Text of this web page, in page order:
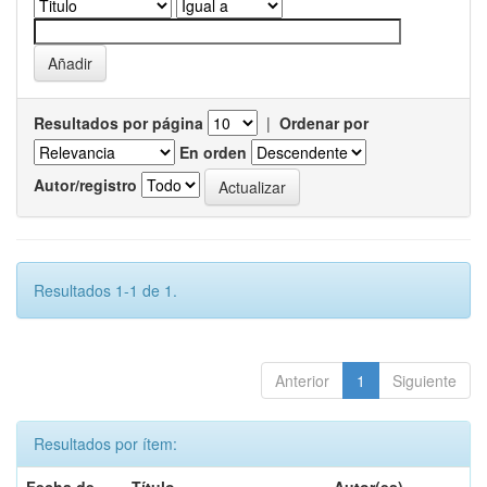
Resultados por página | Ordenar por
En orden
Autor/registro
Resultados 1-1 de 1.
Anterior 1 Siguiente
Resultados por ítem: